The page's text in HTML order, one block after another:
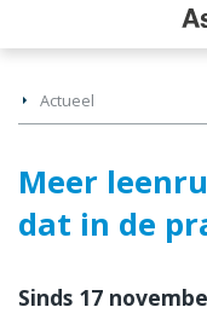
Actueel
Meer
dat in de
Sinds 17